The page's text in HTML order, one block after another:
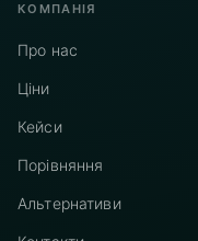
КОМПАНІЯ
Про нас
Ціни
Кейси
Порівняння
Альтернативи